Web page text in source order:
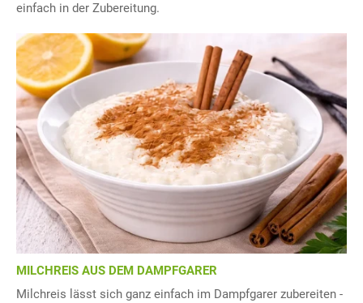
einfach in der Zubereitung.
MILCHREIS AUS DEM DAMPFGARER
Milchreis lässt sich ganz einfach im Dampfgarer zubereiten -